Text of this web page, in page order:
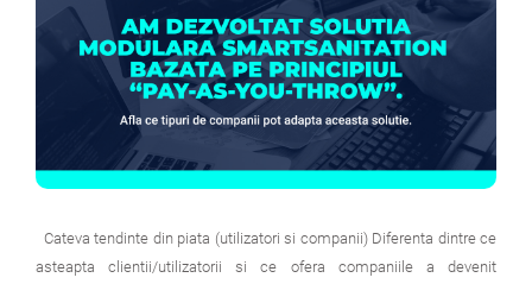
Cateva tendinte din piata (utilizatori si companii) Diferenta dintre ce
asteapta clientii/utilizatorii si ce ofera companiile a devenit